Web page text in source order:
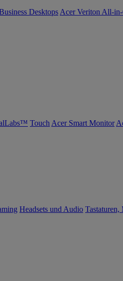
Desktops Acer Veriton All-
Touch Acer Smart Monitor
Headsets und Audio Tastaturen,